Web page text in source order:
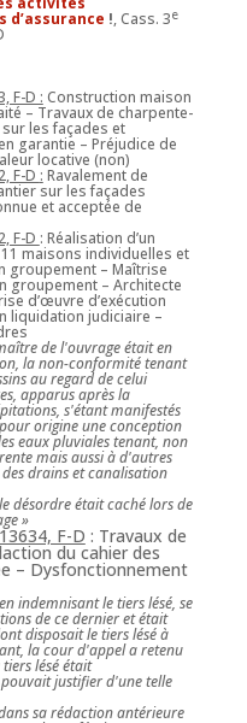
!, Cass. 3e
F-D : Construction maison
– Travaux de charpente-
les façades et
garantie – Préjudice de
locative (non)
F-D : Ravalement de
sur les façades
et acceptée de
F-D : Réalisation d’un
maisons individuelles et
groupement – Maîtrise
groupement – Architecte
d’œuvre d’exécution
liquidation judiciaire –
de l'ouvrage était en
la non-conformité tenant
au regard de celui
apparus après la
s'étant manifestés
origine une conception
eaux pluviales tenant, non
mais aussi à d'autres
drains et canalisation
désordre était caché lors de
»
F-D : Travaux de
du cahier des
– Dysfonctionnement
indemnisant le tiers lésé, se
de ce dernier et était
disposait le tiers lésé à
la cour d'appel a retenu
lésé était
pouvait justifier d'une telle
sa rédaction antérieure